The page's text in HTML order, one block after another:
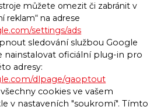
můžete omezit či zabránit v
reklam“ na adrese
settings/ads
sledování službou Google
nainstalovat oficiální plug-in pro
adresy:
dlpage/gaoptout
cookies ve vašem
v nastaveních "soukromí". Tímto